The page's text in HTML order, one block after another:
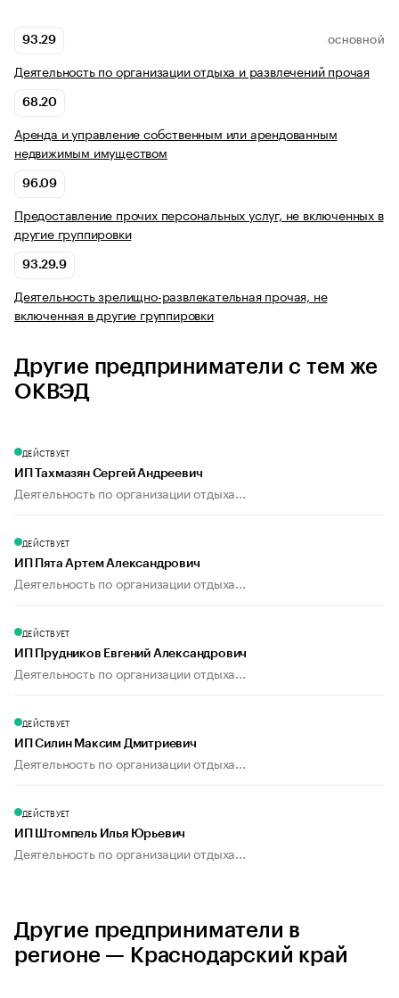
93.29 ОСНОВНОЙ
Деятельность по организации отдыха и развлечений прочая
68.20
Аренда и управление собственным или арендованным
недвижимым имуществом
96.09
Предоставление прочих персональных услуг, не включенных в
другие группировки
93.29.9
Деятельность зрелищно-развлекательная прочая, не
включенная в другие группировки
Другие предприниматели с тем же
ОКВЭД
ДЕЙСТВУЕТ
ИП Тахмазян Сергей Андреевич
Деятельность по организации отдыха...
ДЕЙСТВУЕТ
ИП Пята Артем Александрович
Деятельность по организации отдыха...
ДЕЙСТВУЕТ
ИП Прудников Евгений Александрович
Деятельность по организации отдыха...
ДЕЙСТВУЕТ
ИП Силин Максим Дмитриевич
Деятельность по организации отдыха...
ДЕЙСТВУЕТ
ИП Штомпель Илья Юрьевич
Деятельность по организации отдыха...
Другие предприниматели в
регионе — Краснодарский край